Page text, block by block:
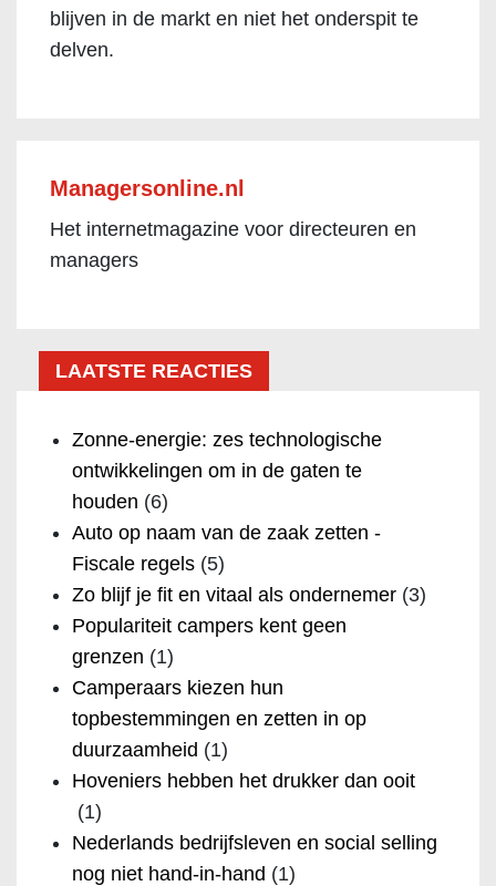
blijven in de markt en niet het onderspit te
delven.
Managersonline.nl
Het internetmagazine voor directeuren en
managers
LAATSTE REACTIES
Zonne-energie: zes technologische
ontwikkelingen om in de gaten te
houden (6)
Auto op naam van de zaak zetten -
Fiscale regels (5)
Zo blijf je fit en vitaal als ondernemer (3)
Populariteit campers kent geen
grenzen (1)
Camperaars kiezen hun
topbestemmingen en zetten in op
duurzaamheid (1)
Hoveniers hebben het drukker dan ooit
(1)
Nederlands bedrijfsleven en social selling
nog niet hand-in-hand (1)